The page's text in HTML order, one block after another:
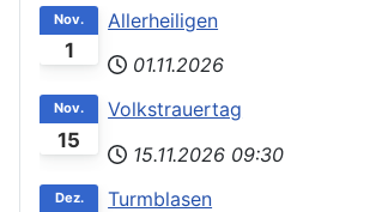
1
Nov.
Allerheiligen
01.11.2026
15
Nov.
Volkstrauertag
15.11.2026 09:30
Dez.
Turmblasen